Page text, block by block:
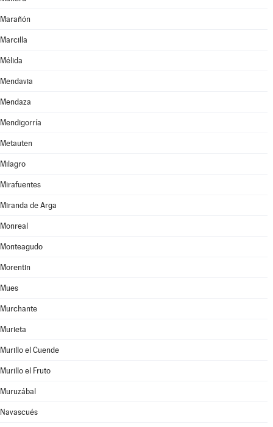
Marañón
Marcilla
Mélida
Mendavia
Mendaza
Mendigorría
Metauten
Milagro
Mirafuentes
Miranda de Arga
Monreal
Monteagudo
Morentin
Mues
Murchante
Murieta
Murillo el Cuende
Murillo el Fruto
Muruzábal
Navascués